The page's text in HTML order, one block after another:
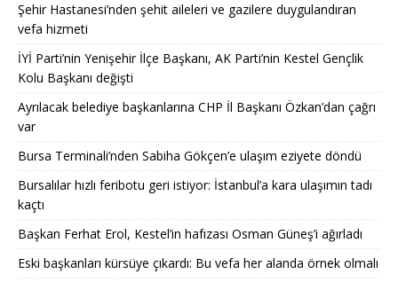
Şehir Hastanesi’nden şehit aileleri ve gazilere duygulandıran
vefa hizmeti
İYİ Parti’nin Yenişehir İlçe Başkanı, AK Parti’nin Kestel Gençlik
Kolu Başkanı değişti
Ayrılacak belediye başkanlarına CHP İl Başkanı Özkan’dan çağrı
var
Bursa Terminali’nden Sabiha Gökçen’e ulaşım eziyete döndü
Bursalılar hızlı feribotu geri istiyor: İstanbul’a kara ulaşımın tadı
kaçtı
Başkan Ferhat Erol, Kestel’in hafızası Osman Güneş’i ağırladı
Eski başkanları kürsüye çıkardı: Bu vefa her alanda örnek olmalı